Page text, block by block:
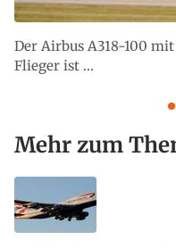
Der Airbus A318-100
Flieger ist ...
Mehr zum